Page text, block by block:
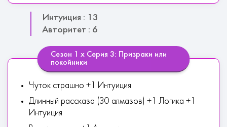
Интуиция : 13
Авторитет : 6
Сезон 1 х Серия 3: Призраки или
покойники
Чуток страшно +1 Интуиция
Длинный рассказа (30 алмазов) +1 Логика +1
Интуиция